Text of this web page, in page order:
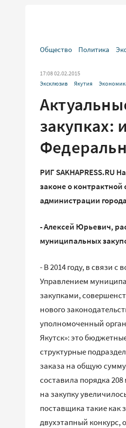
Общество Политика
17:08 02.02.2015
Эксклюзив
Якутия
закупках:
РИГ SAKHAPRESS.RU
законе о
администрации
- Алексей Юрьевич,
муниципальных
- В 2014 году, в связи
Управлением
закупками,
нового
уполномоченный орган
Якутск»: это
структурные
заказа на общую
составила порядка
на закупку
поставщика такие как
двухэтапный конкурс,